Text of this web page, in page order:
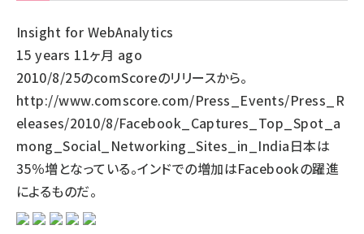
Insight for WebAnalytics
15 years 11ヶ月 ago
2010/8/25のcomScoreのリリースから。
http://www.comscore.com/Press_Events/Press_R
eleases/2010/8/Facebook_Captures_Top_Spot_a
mong_Social_Networking_Sites_in_India日本は
35％増となっている。インドでの増加はFacebookの躍進
によるものだ。